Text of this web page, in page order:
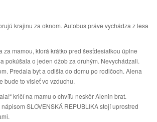
krajinu za oknom. Autobus práve vychádza z lesa
za mamou, ktorá krátko pred šesťdesiatkou úplne
pokúšala o jeden džob za druhým. Nevychádzali.
Predala byt a odišla do domu po rodičoch. Alena
bude to visieť vo vzduchu.
kričí na mamu o chvíľu neskôr Alenin brat.
SLOVENSKÁ REPUBLIKA stojí uprostred